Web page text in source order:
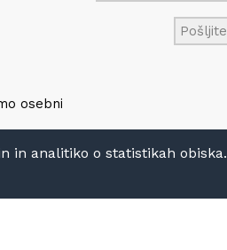
osebni
in analitiko o statistikah obiska.